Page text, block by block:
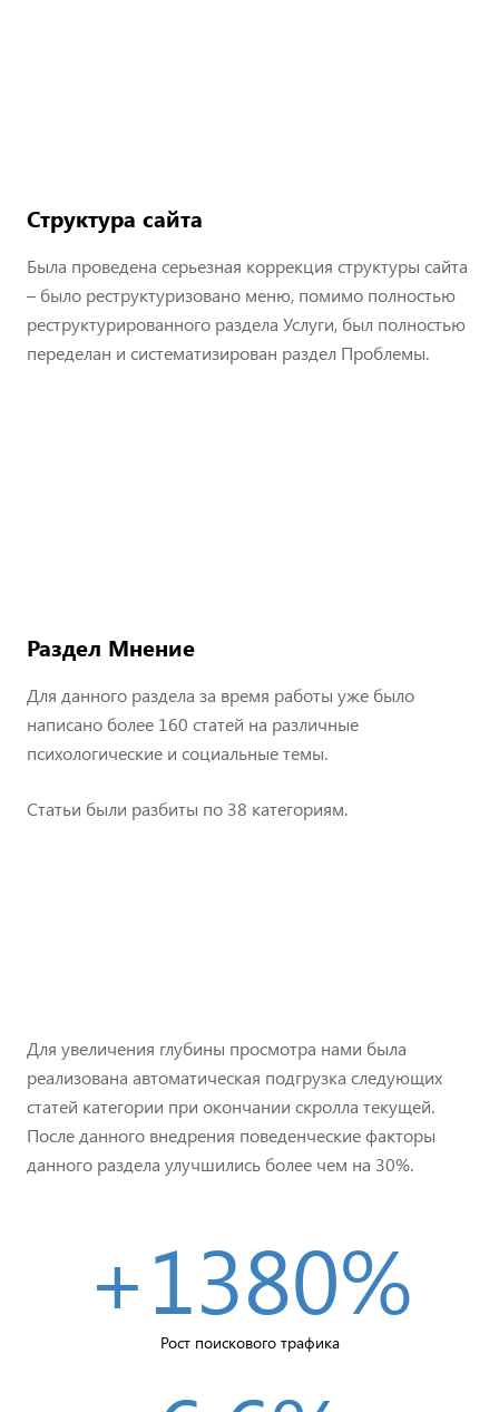
Структура сайта
Была проведена серьезная коррекция структуры сайта
– было реструктуризовано меню, помимо полностью
реструктурированного раздела Услуги, был полностью
переделан и систематизирован раздел Проблемы.
Раздел Мнение
Для данного раздела за время работы уже было
написано более 160 статей на различные
психологические и социальные темы.
Статьи были разбиты по 38 категориям.
Для увеличения глубины просмотра нами была
реализована автоматическая подгрузка следующих
статей категории при окончании скролла текущей.
После данного внедрения поведенческие факторы
данного раздела улучшились более чем на 30%.
+1380%
Рост поискового трафика